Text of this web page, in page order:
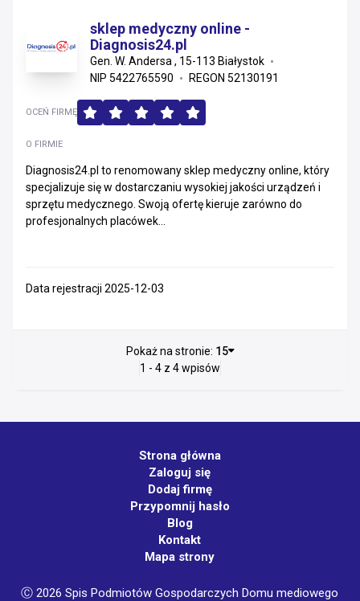
sklep medyczny online -
Diagnosis24.pl
Gen. W. Andersa , 15-113 Białystok
NIP 5422765590
REGON 52130191
O FIRMIE
Diagnosis24.pl to renomowany sklep medyczny online, który
specjalizuje się w dostarczaniu wysokiej jakości urządzeń i
sprzętu medycznego. Swoją ofertę kieruje zarówno do
profesjonalnych placówek...
OCEŃ FIRMĘ
Data rejestracji 2025-12-03
Pokaż na stronie: 15
1 - 4 z 4 wpisów
Strona główna
Zaloguj się
Dodaj firmę
Przypomnij hasło
Blog
Kontakt
Mapa strony
Ⓒ 2026 Spis Podmiotów Gospodarczych Domu mediowego